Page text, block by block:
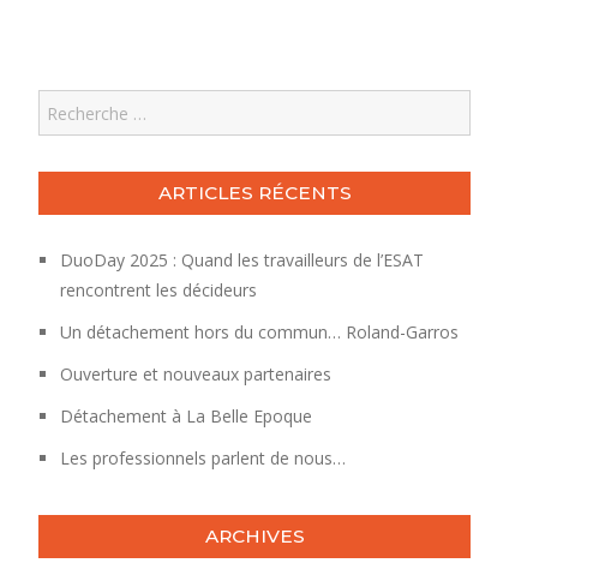
Search
ARTICLES RÉCENTS
DuoDay 2025 : Quand les travailleurs de l’ESAT
rencontrent les décideurs
Un détachement hors du commun… Roland-Garros
Ouverture et nouveaux partenaires
Détachement à La Belle Epoque
Les professionnels parlent de nous…
ARCHIVES